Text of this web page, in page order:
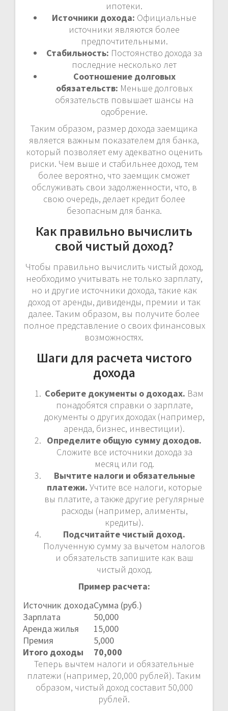
ипотеки.
Источники дохода: Официальные
источники являются более
предпочтительными.
Стабильность: Постоянство дохода за
последние несколько лет
Соотношение долговых
обязательств: Меньше долговых
обязательств повышает шансы на
одобрение.
Таким образом, размер дохода заемщика
является важным показателем для банка,
который позволяет ему адекватно оценить
риски. Чем выше и стабильнее доход, тем
более вероятно, что заемщик сможет
обслуживать свои задолженности, что, в
свою очередь, делает кредит более
безопасным для банка.
Как правильно вычислить
свой чистый доход?
Чтобы правильно вычислить чистый доход,
необходимо учитывать не только зарплату,
но и другие источники дохода, такие как
доход от аренды, дивиденды, премии и так
далее. Таким образом, вы получите более
полное представление о своих финансовых
возможностях.
Шаги для расчета чистого
дохода
Соберите документы о доходах. Вам
понадобятся справки о зарплате,
документы о других доходах (например,
аренда, бизнес, инвестиции).
Определите общую сумму доходов.
Сложите все источники дохода за
месяц или год.
Вычтите налоги и обязательные
платежи. Учтите все налоги, которые
вы платите, а также другие регулярные
расходы (например, алименты,
кредиты).
Подсчитайте чистый доход.
Полученную сумму за вычетом налогов
и обязательств запишите как ваш
чистый доход.
Пример расчета:
Источник доходаСумма (руб.)
Зарплата
50,000
Аренда жилья
15,000
Премия
5,000
Итого доходы
70,000
Теперь вычтем налоги и обязательные
платежи (например, 20,000 рублей). Таким
образом, чистый доход составит 50,000
рублей.